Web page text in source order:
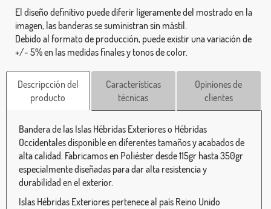
El diseño definitivo puede diferir ligeramente del mostrado en la
imagen, las banderas se suministran sin mástil.
Debido al formato de producción, puede existir una variación de
+/- 5% en las medidas finales y tonos de color.
Descripcción del
producto
Características
técnicas
Opiniones de
clientes
Bandera de las Islas Hébridas Exteriores o Hébridas
Occidentales disponible en diferentes tamaños y acabados de
alta calidad. Fabricamos en Poliéster desde 115gr hasta 350gr
especialmente diseñadas para dar alta resistencia y
durabilidad en el exterior.
Islas Hébridas Exteriores pertenece al país Reino Unido